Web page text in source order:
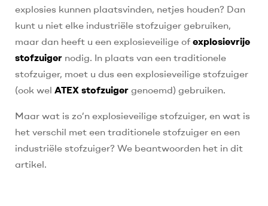
explosies kunnen plaatsvinden, netjes houden? Dan
kunt u niet elke industriële stofzuiger gebruiken,
maar dan heeft u een explosieveilige of explosievrije
stofzuiger nodig. In plaats van een traditionele
stofzuiger, moet u dus een explosieveilige stofzuiger
(ook wel ATEX stofzuiger genoemd) gebruiken.
Maar wat is zo’n explosieveilige stofzuiger, en wat is
het verschil met een traditionele stofzuiger en een
industriële stofzuiger? We beantwoorden het in dit
artikel.